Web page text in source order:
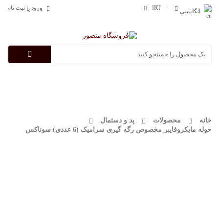
انگلیسی
IRT ورود یا ثبت نام
خانه محصولات
پد و دستمال
حوله مایکروفایبر مخصوص رگه گیری سرامیک (6 عددی) سوناکس